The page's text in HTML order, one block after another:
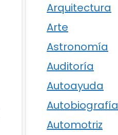
Arquitectura
Arte
Astronomía
Auditoría
Autoayuda
Autobiografía
Automotriz